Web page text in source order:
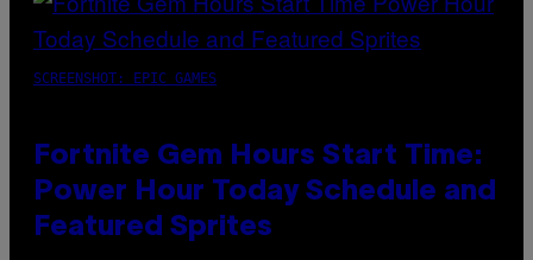
SCREENSHOT: EPIC GAMES
Fortnite Gem Hours Start Time:
Power Hour Today Schedule and
Featured Sprites